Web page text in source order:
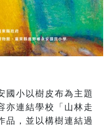
國小以樹皮布為主題
亦連結學校「山林走
品，並以構樹連結過